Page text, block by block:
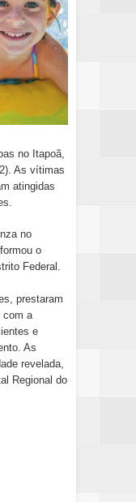
no Itapoã,
As vítimas
atingidas
no
o
Federal.
prestaram
com a
e
As
revelada,
Regional do